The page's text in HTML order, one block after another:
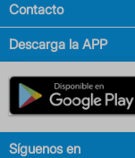
Contacto
Descarga la APP
Síguenos en